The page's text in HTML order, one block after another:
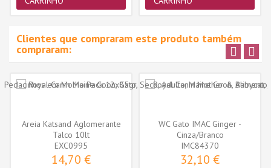
Clientes que compraram este produto também
compraram:
Areia Katsand Aglomerante
Talco 10lt
EXC0995
14,70 €
WC Gato IMAC Ginger -
Cinza/Branco
IMC84370
32,10 €